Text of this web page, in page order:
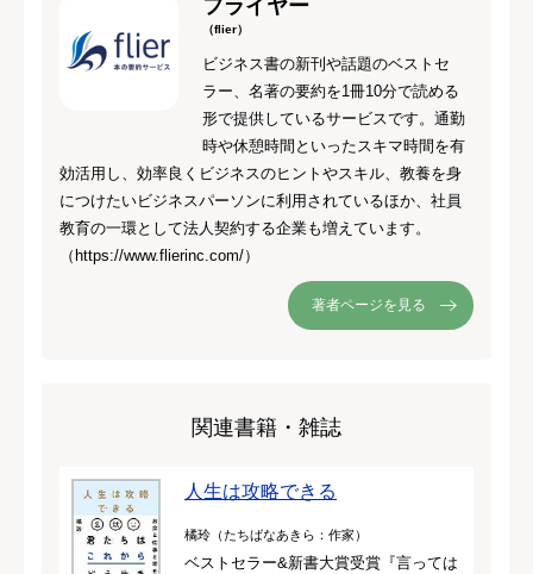
フライヤー
（flier）
ビジネス書の新刊や話題のベストセ
ラー、名著の要約を1冊10分で読める
形で提供しているサービスです。通勤
時や休憩時間といったスキマ時間を有
効活用し、効率良くビジネスのヒントやスキル、教養を身
につけたいビジネスパーソンに利用されているほか、社員
教育の一環として法人契約する企業も増えています。
（https://www.flierinc.com/）
著者ページを見る
関連書籍・雑誌
人生は攻略できる
橘玲（たちばなあきら：作家）
ベストセラー&新書大賞受賞『言っては